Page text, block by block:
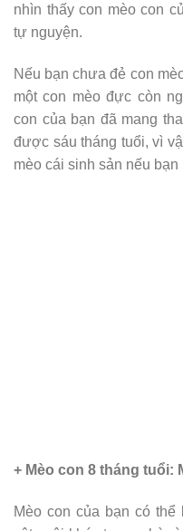
nhìn thấy con mèo con
tự nguyện.
Nếu bạn chưa đẻ con
một con mèo đực còn
con của bạn đã mang
được sáu tháng tuổi, vì
mèo cái sinh sản nếu
+ Mèo con 8 tháng tuổi:
Mèo con của bạn có